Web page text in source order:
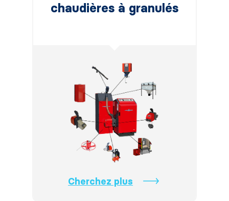
chaudières à granulés
Cherchez plus